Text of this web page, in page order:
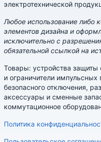
электротехнической
Любое использование либо
элементов дизайна и
исключительно с
обязательной ссылкой на
Товары: устройства
и ограничители
безопасного отключения,
аксессуары и сменные
коммутационное
Политика